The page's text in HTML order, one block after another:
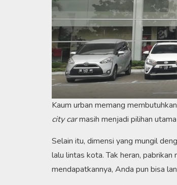
Kaum urban memang
city carmasih menjadi pilihan
Selain itu, dimensi yang mungil
lalu lintas kota. Tak heran,
mendapatkannya, Anda pun bisa